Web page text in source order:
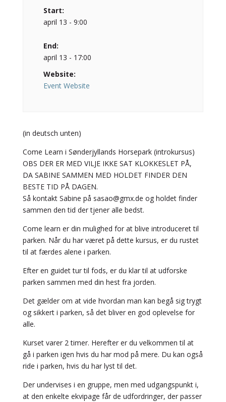
Start:
april 13 - 9:00
End:
april 13 - 17:00
Website:
Event Website
(in deutsch unten)
Come Learn i Sønderjyllands Horsepark (introkursus)
OBS DER ER MED VILJE IKKE SAT KLOKKESLET PÅ,
DA SABINE SAMMEN MED HOLDET FINDER DEN
BESTE TID PÅ DAGEN.
Så kontakt Sabine på sasao@gmx.de og holdet finder
sammen den tid der tjener alle bedst.
Come learn er din mulighed for at blive introduceret til
parken. Når du har været på dette kursus, er du rustet
til at færdes alene i parken.
Efter en guidet tur til fods, er du klar til at udforske
parken sammen med din hest fra jorden.
Det gælder om at vide hvordan man kan begå sig trygt
og sikkert i parken, så det bliver en god oplevelse for
alle.
Kurset varer 2 timer. Herefter er du velkommen til at
gå i parken igen hvis du har mod på mere. Du kan også
ride i parken, hvis du har lyst til det.
Der undervises i en gruppe, men med udgangspunkt i,
at den enkelte ekvipage får de udfordringer, der passer